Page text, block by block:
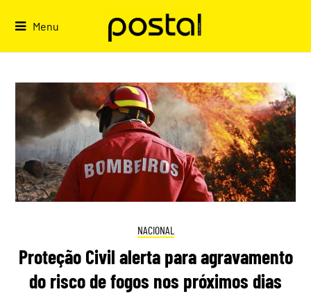
Menu
NACIONAL
Proteção Civil alerta para agravamento
do risco de fogos nos próximos dias